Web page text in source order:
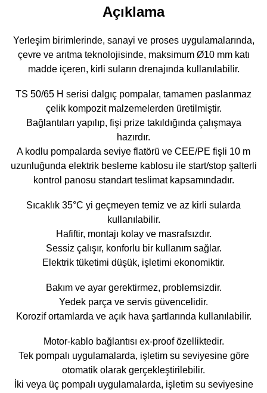
Açıklama
Yerleşim birimlerinde, sanayi ve proses uygulamalarında,
çevre ve arıtma teknolojisinde, maksimum Ø10 mm katı
madde içeren, kirli suların drenajında kullanılabilir.
TS 50/65 H serisi dalgıç pompalar, tamamen paslanmaz
çelik kompozit malzemelerden üretilmiştir.
Bağlantıları yapılıp, fişi prize takıldığında çalışmaya
hazırdır.
A kodlu pompalarda seviye flatörü ve CEE/PE fişli 10 m
uzunluğunda elektrik besleme kablosu ile start/stop şalterli
kontrol panosu standart teslimat kapsamındadır.
Sıcaklık 35°C yi geçmeyen temiz ve az kirli sularda
kullanılabilir.
Hafiftir, montajı kolay ve masrafsızdır.
Sessiz çalışır, konforlu bir kullanım sağlar.
Elektrik tüketimi düşük, işletimi ekonomiktir.
Bakım ve ayar gerektirmez, problemsizdir.
Yedek parça ve servis güvencelidir.
Korozif ortamlarda ve açık hava şartlarında kullanılabilir.
Motor-kablo bağlantısı ex-proof özelliktedir.
Tek pompalı uygulamalarda, işletim su seviyesine göre
otomatik olarak gerçekleştirilebilir.
İki veya üç pompalı uygulamalarda, işletim su seviyesine